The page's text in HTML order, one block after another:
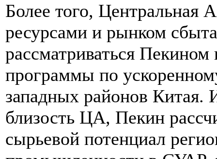
Более того, Центральная
ресурсами и рынком
рассматриваться Пекином
программы по
западных районов Китая.
близость ЦА, Пекин
сырьевой потенциал